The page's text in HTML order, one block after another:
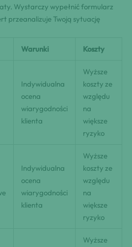
Wystarczy‌ wypełnić formularz
przeanalizuje Twoją sytuację
Warunki Koszty
Indywidualna
ocena
wiarygodności
klienta
Wyższe
koszty ze
względu
na
większe
ryzyko
Indywidualna
ocena
wiarygodności
klienta
Wyższe
koszty ze
względu
na
większe
ryzyko
Wyższe